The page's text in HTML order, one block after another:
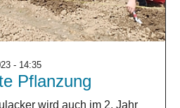
- 14:35
Pflanzung
wird auch im 2. Jahr